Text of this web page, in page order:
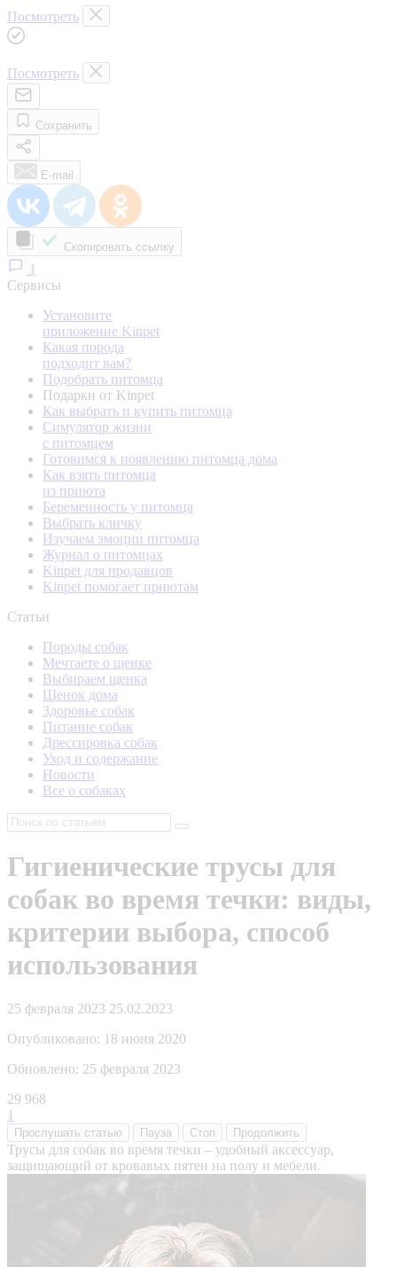
Посмотреть
Посмотреть
Сохранить
E-mail
Скопировать ссылку
1
Сервисы
Установите
приложение Kinpet
Какая порода
подходит вам?
Подобрать питомца
Подарки от Kinpet
Как выбрать и купить питомца
Симулятор жизни
с питомцем
Готовимся к появлению питомца дома
Как взять питомца
из приюта
Беременность у питомца
Выбрать кличку
Изучаем эмоции питомца
Журнал о питомцах
Kinpet для продавцов
Kinpet помогает приютам
Статьи
Породы собак
Мечтаете о щенке
Выбираем щенка
Щенок дома
Здоровье собак
Питание собак
Дрессировка собак
Уход и содержание
Новости
Все о собаках
Гигиенические трусы для
собак во время течки: виды,
критерии выбора, способ
использования
25 февраля 2023 25.02.2023
Опубликовано: 18 июня 2020
Обновлено: 25 февраля 2023
29 968
1
Прослушать статью Пауза Стоп Продолжить
Трусы для собак во время течки – удобный аксессуар,
защищающий от кровавых пятен на полу и мебели.